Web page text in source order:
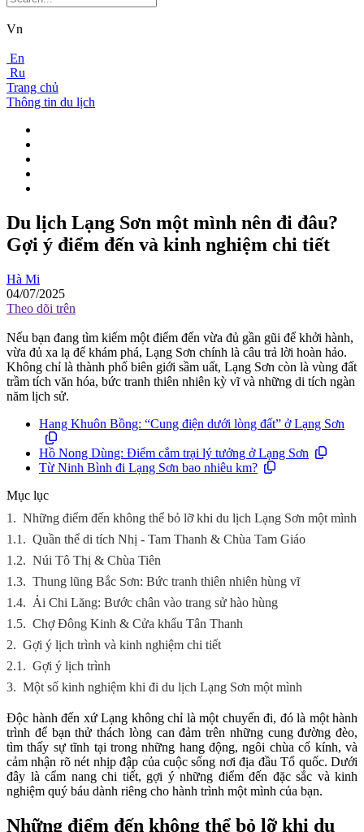
Vn
En
Ru
Trang chủ
Thông tin du lịch
Du lịch Lạng Sơn một mình nên đi đâu?
Gợi ý điểm đến và kinh nghiệm chi tiết
Hà Mi
04/07/2025
Theo dõi trên
Nếu bạn đang tìm kiếm một điểm đến vừa đủ gần gũi để khởi hành,
vừa đủ xa lạ để khám phá, Lạng Sơn chính là câu trả lời hoàn hảo.
Không chỉ là thành phố biên giới sầm uất, Lạng Sơn còn là vùng đất
trầm tích văn hóa, bức tranh thiên nhiên kỳ vĩ và những di tích ngàn
năm lịch sử.
Hang Khuôn Bồng: “Cung điện dưới lòng đất” ở Lạng Sơn
Hồ Nong Dùng: Điểm cắm trại lý tưởng ở Lạng Sơn
Từ Ninh Bình đi Lạng Sơn bao nhiêu km?
Mục lục
1. Những điểm đến không thể bỏ lỡ khi du lịch Lạng Sơn một mình
1.1. Quần thể di tích Nhị - Tam Thanh & Chùa Tam Giáo
1.2. Núi Tô Thị & Chùa Tiên
1.3. Thung lũng Bắc Sơn: Bức tranh thiên nhiên hùng vĩ
1.4. Ải Chi Lăng: Bước chân vào trang sử hào hùng
1.5. Chợ Đông Kinh & Cửa khẩu Tân Thanh
2. Gợi ý lịch trình và kinh nghiệm chi tiết
2.1. Gợi ý lịch trình
3. Một số kinh nghiệm khi đi du lịch Lạng Sơn một mình
Độc hành đến xứ Lạng không chỉ là một chuyến đi, đó là một hành
trình để bạn thử thách lòng can đảm trên những cung đường đèo,
tìm thấy sự tĩnh tại trong những hang động, ngôi chùa cổ kính, và
cảm nhận rõ nét nhịp đập của cuộc sống nơi địa đầu Tổ quốc. Dưới
đây là cẩm nang chi tiết, gợi ý những điểm đến đặc sắc và kinh
nghiệm quý báu dành riêng cho hành trình một mình của bạn.
Những điểm đến không thể bỏ lỡ khi du